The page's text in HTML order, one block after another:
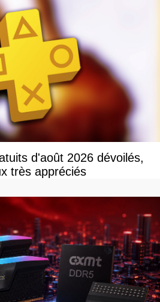
d'août 2026 dévoilés,
très appréciés